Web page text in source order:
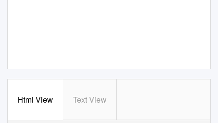
Html View Text View